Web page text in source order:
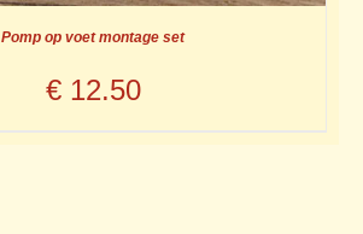
Pomp op voet montage set
€12.50